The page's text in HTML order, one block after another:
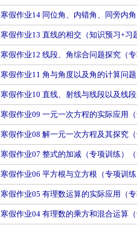
寒假作业14 同位角、内错角、同旁内
寒假作业13 直线的相交（知识预习+
寒假作业12 线段、角综合问题探究（
寒假作业11 角与角度以及角的计算问
寒假作业10 直线、射线与线段以及线
寒假作业09 一元一次方程的实际应用
寒假作业08 解一元一次方程及其探究
寒假作业07 整式的加减（专项训练）
寒假作业06 平方根与立方根（专项训
寒假作业05 有理数运算的实际应用（
寒假作业04 有理数的乘方和混合运算